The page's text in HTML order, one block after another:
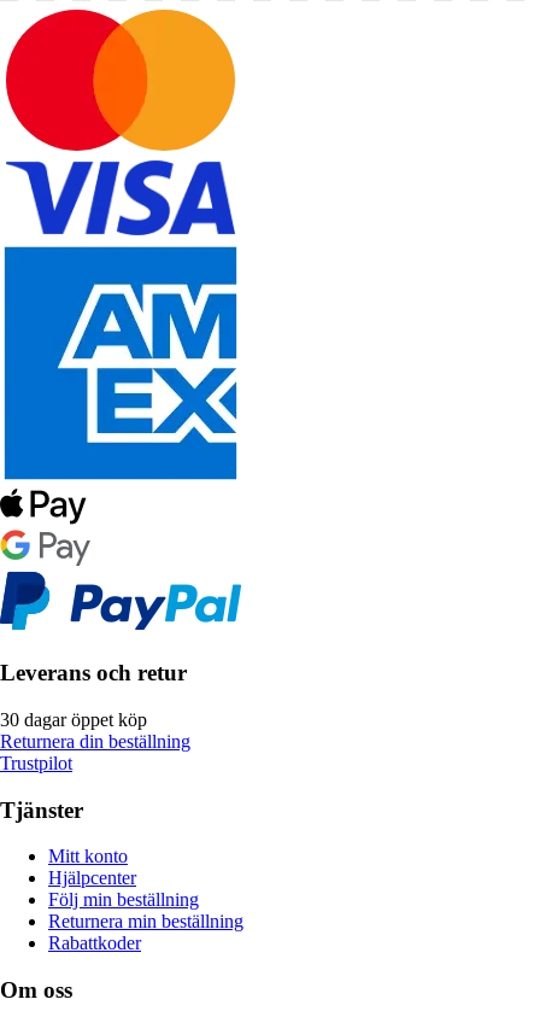
Leverans och retur
30 dagar öppet köp
Returnera din beställning
Trustpilot
Tjänster
Mitt konto
Hjälpcenter
Följ min beställning
Returnera min beställning
Rabattkoder
Om oss